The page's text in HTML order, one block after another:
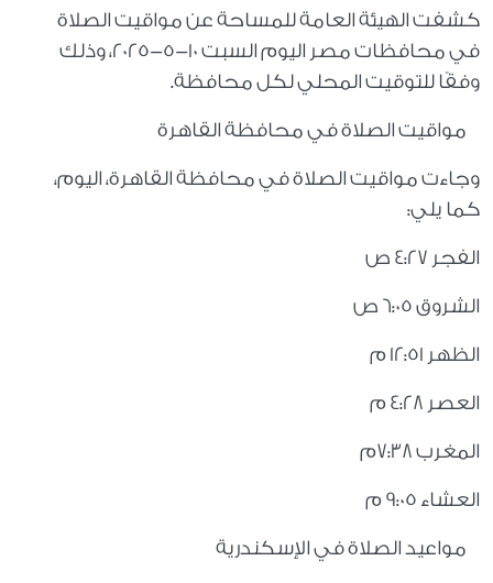
كشفت الهيئة العامة للمساحة عن مواقيت الصلاة
في محافظات مصر اليوم السبت 10-5-2025، وذلك
وفقًا للتوقيت المحلي لكل محافظة.
مواقيت الصلاة في محافظة القاهرة
وجاءت مواقيت الصلاة في محافظة القاهرة، اليوم،
كما يلي:
الفجر 4:27 ص
الشروق 6:05 ص
الظهر 12:51 م
العصر 4:28 م
المغرب 7:38م
العشاء 9:05 م
مواعيد الصلاة في الإسكندرية